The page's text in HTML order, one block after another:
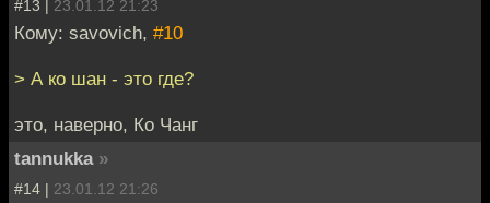
#13 | 23.01.12 21:23
Кому: savovich, #10
> А ко шан - это где?
это, наверно, Ко Чанг
tannukka »
#14 | 23.01.12 21:26